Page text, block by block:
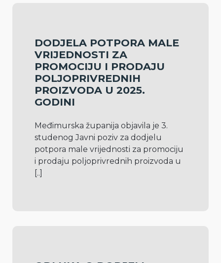
DODJELA POTPORA MALE
VRIJEDNOSTI ZA
PROMOCIJU I PRODAJU
POLJOPRIVREDNIH
PROIZVODA U 2025.
GODINI
Međimurska županija objavila je 3.
studenog Javni poziv za dodjelu
potpora male vrijednosti za promociju
[..]